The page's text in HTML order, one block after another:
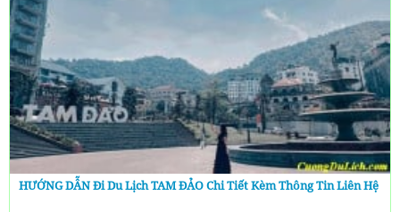
HƯỚNG DẪN Đi Du Lịch TAM ĐẢO Chi Tiết Kèm Thông Tin Liên Hệ